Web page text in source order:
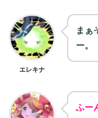
エレキナ
まぁ
ー。
ふー